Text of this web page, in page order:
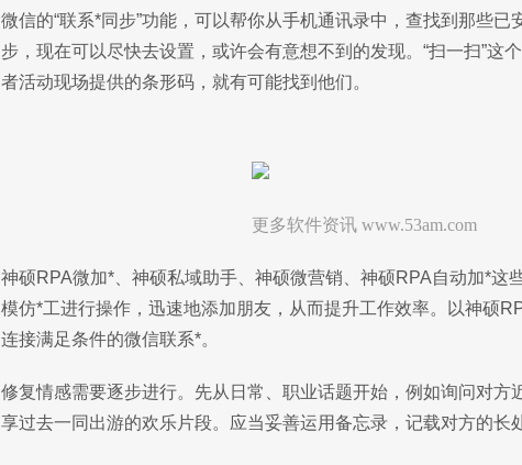
微信的“联系*同步”功能，可以帮你从手机通讯录中，查找到那些
步，现在可以尽快去设置，或许会有意想不到的发现。“扫一扫”这
者活动现场提供的条形码，就有可能找到他们。
更多软件资讯 www.53am.com
神硕RPA微加*、神硕私域助手、神硕微营销、神硕RPA自动加*这
模仿*工进行操作，迅速地添加朋友，从而提升工作效率。以神硕
连接满足条件的微信联系*。
修复情感需要逐步进行。先从日常、职业话题开始，例如询问对
享过去一同出游的欢乐片段。应当妥善运用备忘录，记载对方的长